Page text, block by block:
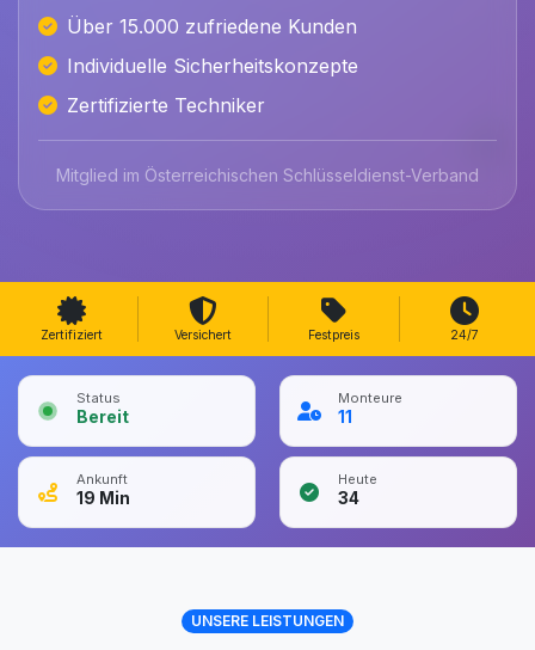
Über 15.000 zufriedene Kunden
Individuelle Sicherheitskonzepte
Zertifizierte Techniker
Mitglied im Österreichischen Schlüsseldienst-Verband
Zertifiziert Versichert Festpreis 24/7
Status
Bereit
Monteure
11
Ankunft
19 Min
Heute
34
UNSERE LEISTUNGEN